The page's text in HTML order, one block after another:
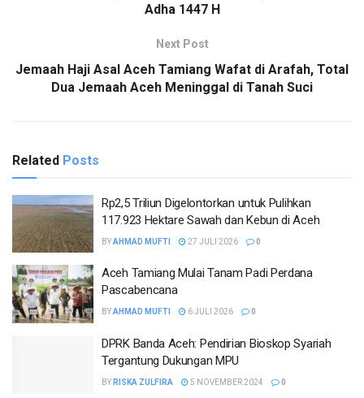
Adha 1447 H
Next Post
Jemaah Haji Asal Aceh Tamiang Wafat di Arafah, Total
Dua Jemaah Aceh Meninggal di Tanah Suci
Related Posts
Rp2,5 Triliun Digelontorkan untuk Pulihkan
117.923 Hektare Sawah dan Kebun di Aceh
BYAHMAD MUFTI 27 JULI 2026 0
Aceh Tamiang Mulai Tanam Padi Perdana
Pascabencana
BYAHMAD MUFTI 6 JULI 2026 0
DPRK Banda Aceh: Pendirian Bioskop Syariah
Tergantung Dukungan MPU
BY RISKA ZULFIRA 5 NOVEMBER 2024 0